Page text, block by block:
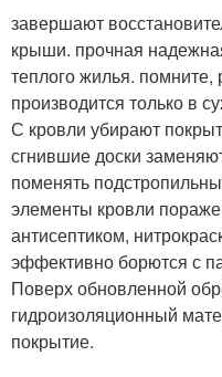
завершают
крыши. прочная
теплого жилья.
производится только в
С кровли убирают
сгнившие доски
поменять
элементы кровли
антисептиком,
эффективно борются с
Поверх обновленной
гидроизоляционный
покрытие.